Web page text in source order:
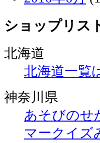
ショップリス
北海道
北海道一覧
神奈川県
あそびのせ
マークイズ